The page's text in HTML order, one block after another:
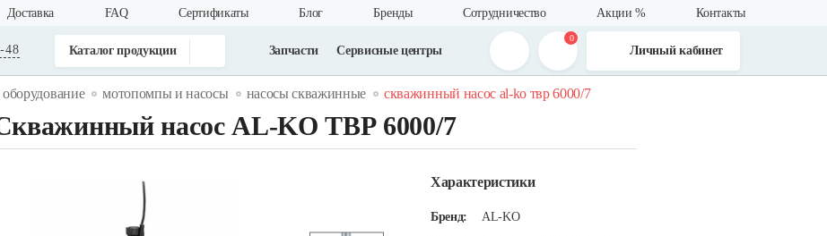
Доставка FAQ Cертификаты Блог Бренды Сотрудничество Акции % Контакты
48 Каталог продукции Запчасти Сервисные центры
0
Личный кабинет
мотопомпы и насосы насосы скважинные cкважинный насос al-ko твр 6000/7
насос AL-KO ТВР 6000/7
Характеристики
Бренд:
AL-KO